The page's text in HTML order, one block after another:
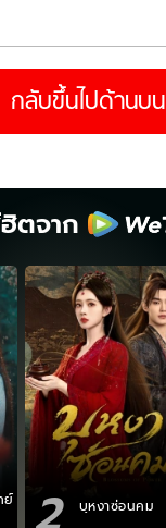
กลับขึ้นไปด้านบน
ตจาก
ย์ 2 บุหงาซ่อนคม